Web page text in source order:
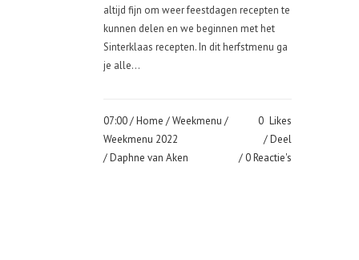
altijd fijn om weer feestdagen recepten te
kunnen delen en we beginnen met het
Sinterklaas recepten. In dit herfstmenu ga
je alle...
07:00 /Home /Weekmenu /
Weekmenu 2022
/ Daphne van Aken
0 Likes
Deel
0 Reactie's